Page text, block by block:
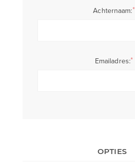
Achternaam:*
Emailadres:*
OPTIES